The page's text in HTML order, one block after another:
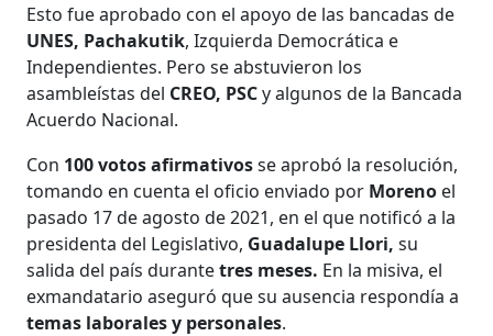
Esto fue aprobado con el apoyo de las bancadas de
UNES, Pachakutik, Izquierda Democrática e
Independientes. Pero se abstuvieron los
asambleístas del CREO, PSCy algunos de la Bancada
Acuerdo Nacional.
Con 100 votos afirmativosse aprobó la resolución,
tomando en cuenta el oficio enviado por Moreno el
pasado 17 de agosto de 2021, en el que notificó a la
presidenta del Legislativo, Guadalupe Llori, su
salida del país durantetres meses. En la misiva, el
exmandatario aseguró que su ausencia respondía a
temas laborales y personales.